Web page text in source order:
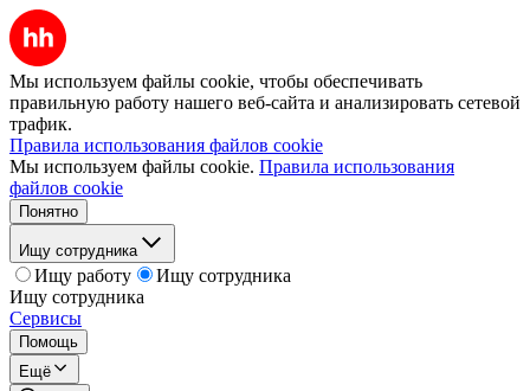
Мы используем файлы cookie, чтобы обеспечивать
правильную работу нашего веб-сайта и анализировать сетевой
трафик.
Правила использования файлов cookie
Мы используем файлы cookie. Правила использования
файлов cookie
Понятно
Ищу сотрудника
Ищу работу
Ищу сотрудника
Ищу сотрудника
Сервисы
Помощь
Ещё